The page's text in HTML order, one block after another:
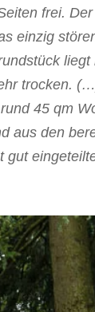
frei. Der
einzig
trocken.
45 qm
aus den